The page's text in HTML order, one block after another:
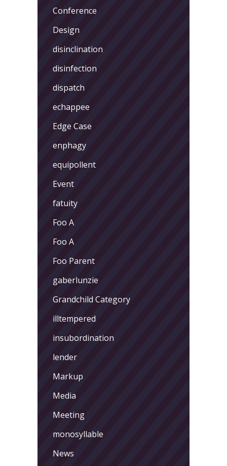
Conference
Design
disinclination
disinfection
dispatch
echappee
Edge Case
enphagy
equipollent
Event
fatuity
Foo A
Foo A
Foo Parent
gaberlunzie
Grandchild Category
illtempered
insubordination
lender
Markup
Media
Meeting
monosyllable
News